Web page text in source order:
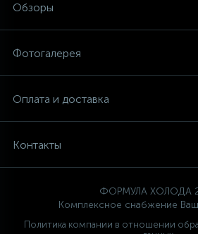
Обзоры
Фотогалерея
Оплата и доставка
Контакты
ФОРМУЛА ХОЛОДА
Комплексное снабжение
Политика компании в отношении